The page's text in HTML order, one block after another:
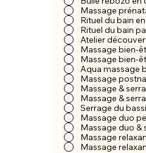
Massage
Rituel du bain
Rituel du bain
Atelier
Massage bien-
Massage bien-
Aqua massage
Massage
Massage &
Massage &
Serrage du
Massage duo
Massage duo &
Massage
Massage